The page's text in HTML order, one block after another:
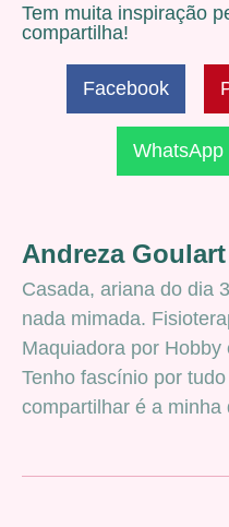
Tem muita inspiração
compartilha!
Facebook
WhatsApp
Andreza Goulart
Casada, ariana do dia
nada mimada.
Maquiadora por
Tenho fascínio por
compartilhar é a minha